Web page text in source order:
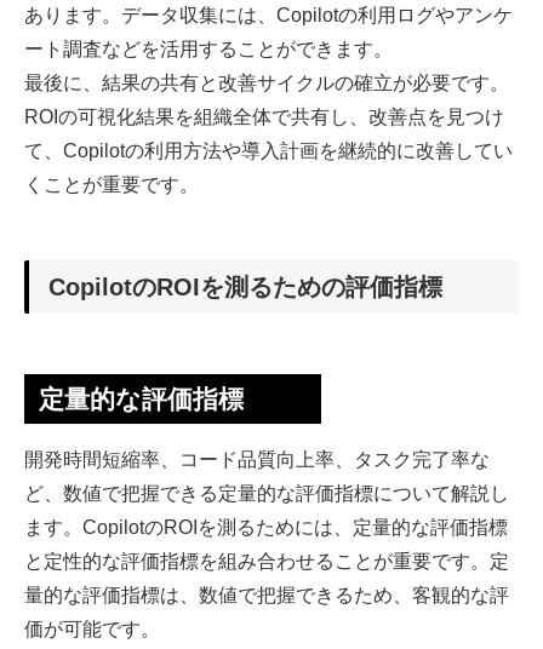
あります。データ収集には、Copilotの利用ログやアンケ
ート調査などを活用することができます。
最後に、結果の共有と改善サイクルの確立が必要です。
ROIの可視化結果を組織全体で共有し、改善点を見つけ
て、Copilotの利用方法や導入計画を継続的に改善してい
くことが重要です。
CopilotのROIを測るための評価指標
定量的な評価指標
開発時間短縮率、コード品質向上率、タスク完了率な
ど、数値で把握できる定量的な評価指標について解説し
ます。CopilotのROIを測るためには、定量的な評価指標
と定性的な評価指標を組み合わせることが重要です。定
量的な評価指標は、数値で把握できるため、客観的な評
価が可能です。